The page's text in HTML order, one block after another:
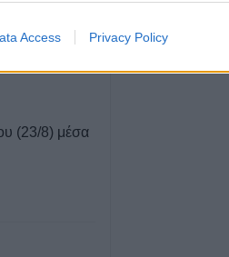
Access Privacy Policy
στο
(23/8) μέσα
5 Αυγούστου 2026, 20:30
Το Σάββατο 8
40ήμερο
Κωνσταντίας